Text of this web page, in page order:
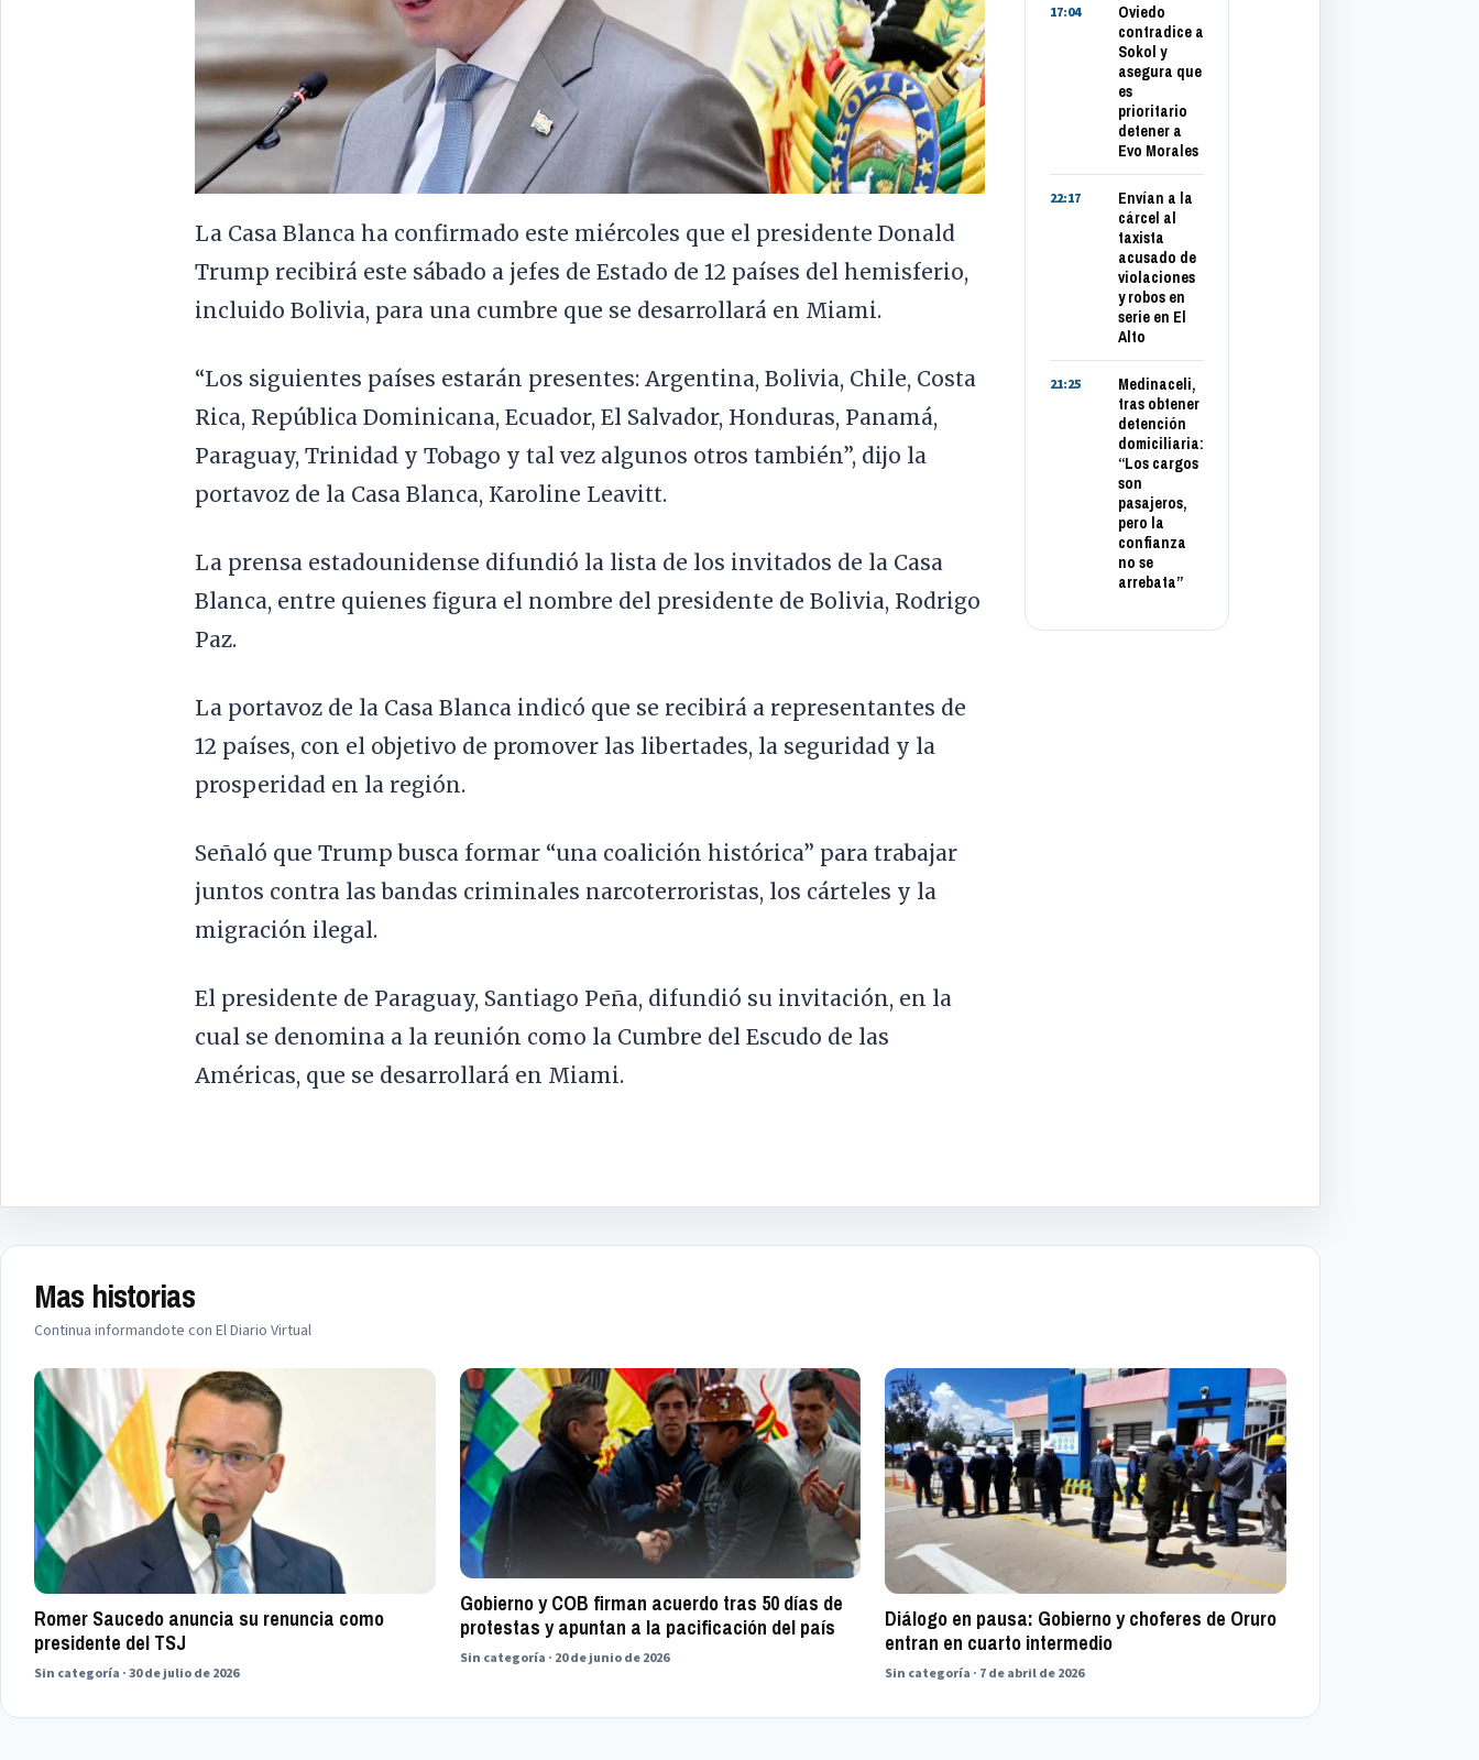
La Casa Blanca ha confirmado este miércoles que el presidente Donald
Trump recibirá este sábado a jefes de Estado de 12 países del hemisferio,
incluido Bolivia, para una cumbre que se desarrollará en Miami.
“Los siguientes países estarán presentes: Argentina, Bolivia, Chile, Costa
Rica, República Dominicana, Ecuador, El Salvador, Honduras, Panamá,
Paraguay, Trinidad y Tobago y tal vez algunos otros también”, dijo la
portavoz de la Casa Blanca, Karoline Leavitt.
La prensa estadounidense difundió la lista de los invitados de la Casa
Blanca, entre quienes figura el nombre del presidente de Bolivia, Rodrigo
Paz.
La portavoz de la Casa Blanca indicó que se recibirá a representantes de
12 países, con el objetivo de promover las libertades, la seguridad y la
prosperidad en la región.
Señaló que Trump busca formar “una coalición histórica” para trabajar
juntos contra las bandas criminales narcoterroristas, los cárteles y la
migración ilegal.
El presidente de Paraguay, Santiago Peña, difundió su invitación, en la
cual se denomina a la reunión como la Cumbre del Escudo de las
Américas, que se desarrollará en Miami.
17:04
Oviedo
contradice a
Sokol y
asegura que
es
prioritario
detener a
Evo Morales
22:17
Envían a la
cárcel al
taxista
acusado de
violaciones
y robos en
serie en El
Alto
21:25
Medinaceli,
tras obtener
detención
domiciliaria:
“Los cargos
son
pasajeros,
pero la
confianza
no se
arrebata”
Mas historias
Continua informandote con El Diario Virtual
Romer Saucedo anuncia su renuncia como
presidente del TSJ
Sin categoría · 30 de julio de 2026
Gobierno y COB firman acuerdo tras 50 días de
protestas y apuntan a la pacificación del país
Sin categoría · 20 de junio de 2026
Diálogo en pausa: Gobierno y choferes de Oruro
entran en cuarto intermedio
Sin categoría · 7 de abril de 2026